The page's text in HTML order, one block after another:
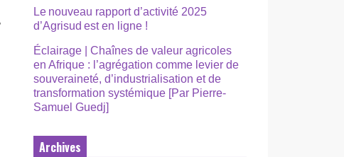
Le nouveau rapport d’activité 2025
d’Agrisud est en ligne !
Éclairage | Chaînes de valeur agricoles
en Afrique : l’agrégation comme levier de
souveraineté, d’industrialisation et de
transformation systémique [Par Pierre-
Samuel Guedj]
Archives